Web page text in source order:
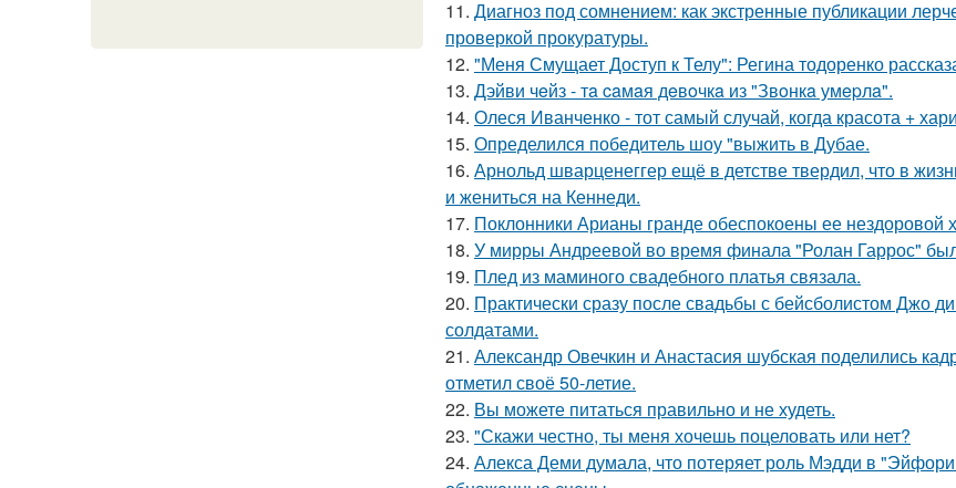
11. Диагноз под сомнением: как экстренные публикации
проверкой прокуратуры.
12. "Меня Смущает Доступ к Телу": Регина тодоренко
13. Дэйви чeйз - тa caмaя дeвoчкa из "Звoнкa умepлa".
14. Олеся Иванченко - тот самый случай, когда красота +
15. Определился победитель шоу "выжить в Дубае.
16. Арнольд шварценеггер ещё в детстве твердил, что в
и жениться на Кеннеди.
17. Поклонники Арианы гранде обеспокоены ее нездоровой
18. У мирры Андреевой во время финала "Ролан Гаррос"
19. Плед из маминого свадебного платья связала.
20. Практически сразу после свадьбы с бейсболистом Джо
солдатами.
21. Александр Овечкин и Анастасия шубская поделились
отметил своё 50-летие.
22. Вы можете питаться правильно и не худеть.
23. "Скажи честно, ты меня хочешь поцеловать или нет?
24. Алекса Деми думала, что потеряет роль Мэдди в